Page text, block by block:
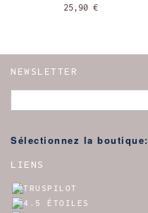
25,90 €
NEWSLETTER
Sélectionnez la boutique:
LIENS